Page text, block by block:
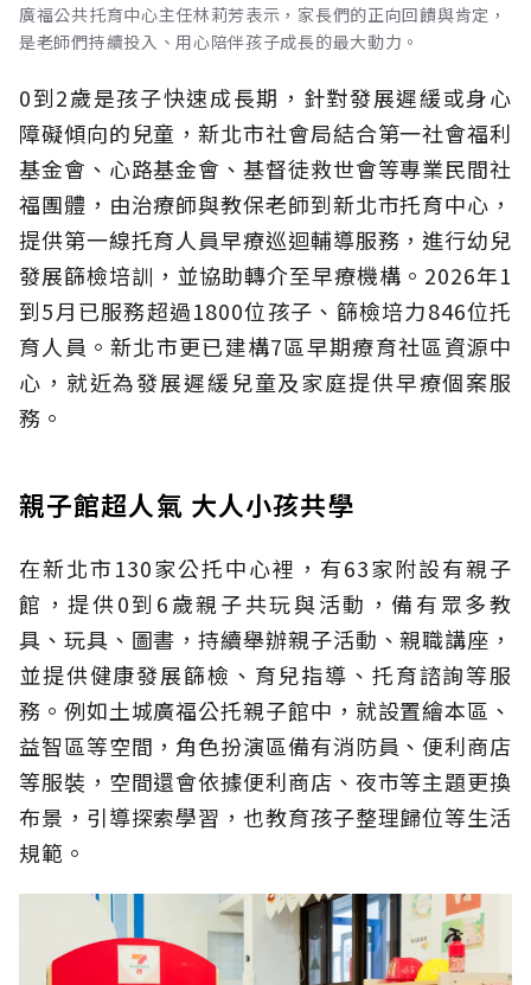
廣福公共托育中心主任林莉芳表示，家長們的正向回饋與肯定，
是老師們持續投入、用心陪伴孩子成長的最大動力。
0到2歲是孩子快速成長期，針對發展遲緩或身心
障礙傾向的兒童，新北市社會局結合第一社會福利
基金會、心路基金會、基督徒救世會等專業民間社
福團體，由治療師與教保老師到新北市托育中心，
提供第一線托育人員早療巡迴輔導服務，進行幼兒
發展篩檢培訓，並協助轉介至早療機構。2026年1
到5月已服務超過1800位孩子、篩檢培力846位托
育人員。新北市更已建構7區早期療育社區資源中
心，就近為發展遲緩兒童及家庭提供早療個案服
務。
親子館超人氣 大人小孩共學
在新北市130家公托中心裡，有63家附設有親子
館，提供0到6歲親子共玩與活動，備有眾多教
具、玩具、圖書，持續舉辦親子活動、親職講座，
並提供健康發展篩檢、育兒指導、托育諮詢等服
務。例如土城廣福公托親子館中，就設置繪本區、
益智區等空間，角色扮演區備有消防員、便利商店
等服裝，空間還會依據便利商店、夜市等主題更換
布景，引導探索學習，也教育孩子整理歸位等生活
規範。